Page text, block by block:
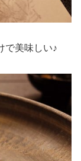
で美味しい♪